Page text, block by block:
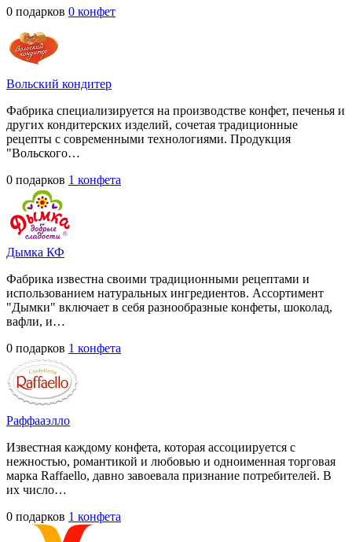
0 подарков 0 конфет
Вольский кондитер
Фабрика специализируется на производстве конфет, печенья и
других кондитерских изделий, сочетая традиционные
рецепты с современными технологиями. Продукция
"Вольского…
0 подарков 1 конфета
Дымка КФ
Фабрика известна своими традиционными рецептами и
использованием натуральных ингредиентов. Ассортимент
"Дымки" включает в себя разнообразные конфеты, шоколад,
вафли, и…
0 подарков 1 конфета
Раффaаэлло
Известная каждому конфета, которая ассоциируется с
нежностью, романтикой и любовью и одноименная торговая
марка Raffaello, давно завоевала признание потребителей. В
их число…
0 подарков 1 конфета